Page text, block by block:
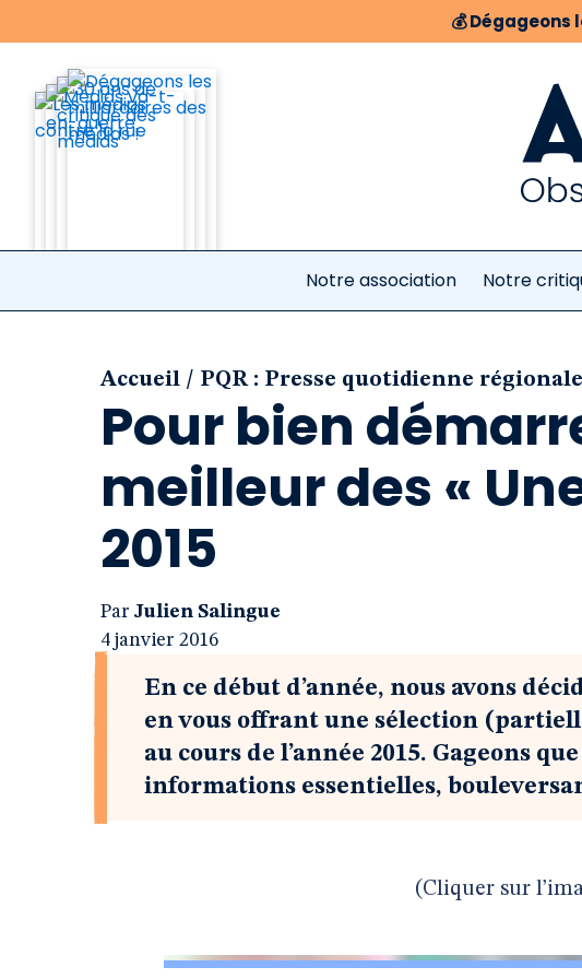
💰Dégageons
Notre association Notre
Accueil / PQR : Presse quotidienne régionale
Pour bien
meilleur des «
2015
Par Julien Salingue
4 janvier 2016
En ce début d’année, nous avons
en vous offrant une sélection
au cours de l’année 2015. Gageons
informations essentielles,
(Cliquer sur